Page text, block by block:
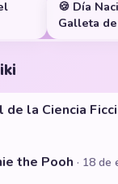
🍪 Día
Galleta
de la Ciencia
the Pooh · 18 de